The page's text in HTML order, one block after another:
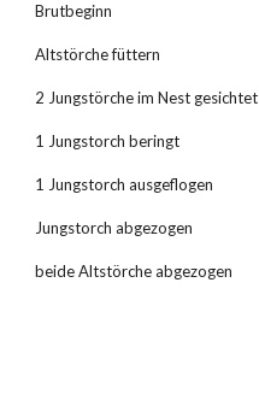
Brutbeginn
Altstörche füttern
2 Jungstörche im Nest gesichtet
1 Jungstorch beringt
1 Jungstorch ausgeflogen
Jungstorch abgezogen
beide Altstörche abgezogen